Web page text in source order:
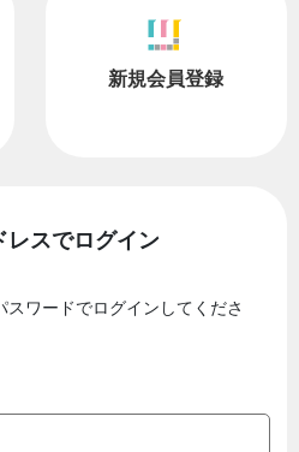
新規会員登録
レスでログイン
ワードでログインしてくださ